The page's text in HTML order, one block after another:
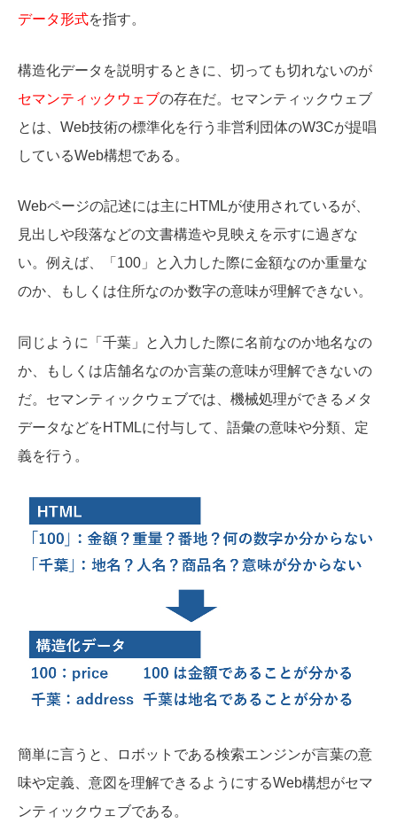
データ形式を指す。
構造化データを説明するときに、切っても切れないのが
セマンティックウェブの存在だ。セマンティックウェブ
とは、Web技術の標準化を行う非営利団体のW3Cが提唱
しているWeb構想である。
Webページの記述には主にHTMLが使用されているが、
見出しや段落などの文書構造や見映えを示すに過ぎな
い。例えば、「100」と入力した際に金額なのか重量な
のか、もしくは住所なのか数字の意味が理解できない。
同じように「千葉」と入力した際に名前なのか地名なの
か、もしくは店舗名なのか言葉の意味が理解できないの
だ。セマンティックウェブでは、機械処理ができるメタ
データなどをHTMLに付与して、語彙の意味や分類、定
義を行う。
簡単に言うと、ロボットである検索エンジンが言葉の意
味や定義、意図を理解できるようにするWeb構想がセマ
ンティックウェブである。